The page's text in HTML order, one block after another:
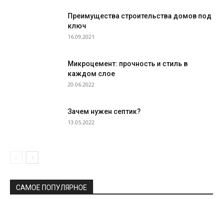
Преимущества строительства домов под
ключ
16.09.2021
Микроцемент: прочность и стиль в
каждом слое
20.06.2022
Зачем нужен септик?
13.05.2022
САМОЕ ПОПУЛЯРНОЕ